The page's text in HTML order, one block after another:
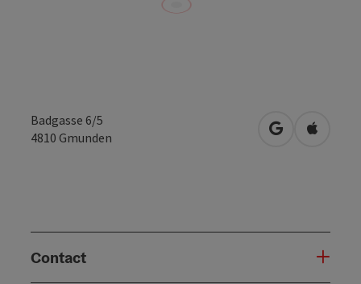
Badgasse 6/5
4810 Gmunden Openen in
Contact